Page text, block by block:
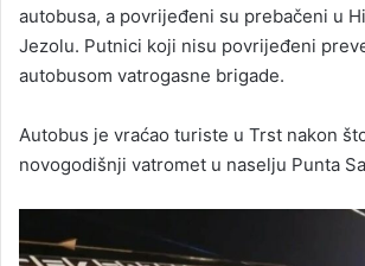
autobusa, a povrijeđeni su prebačeni u
Jezolu. Putnici koji nisu povrijeđeni
autobusom vatrogasne brigade.
Autobus je vraćao turiste u Trst nakon
novogodišnji vatromet u naselju Punta